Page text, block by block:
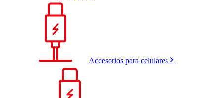
Accesorios para celulares